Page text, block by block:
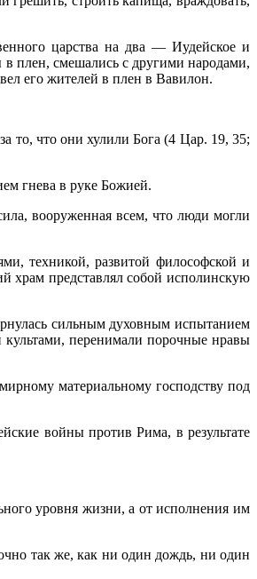
нестроения.
царства на два — Иудейское и
в плен, смешались с другими народами,
его жителей в плен в Вавилон.
то, что они хулили Бога (4 Цар. 19, 35;
гнева в руке Божией.
вооруженная всем, что люди могли
техникой, развитой философской и
храм представлял собой исполинскую
сильным духовным испытанием
культами, перенима­ли порочные нравы
материальному господству под
войны против Рима, в результате
уровня жизни, а от исполнения им
так же, как ни один дождь, ни один